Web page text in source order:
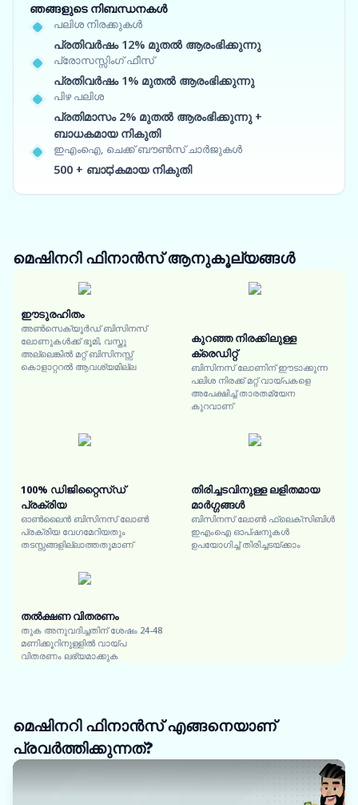
ഞങ്ങളുടെ നിബന്ധനകൾ
പലിശ നിരക്കുകൾ
പ്രതിവർഷം 12% മുതൽ ആരംഭിക്കുന്നു
പ്രോസസ്സിംഗ് ഫീസ്
പ്രതിവർഷം 1% മുതൽ ആരംഭിക്കുന്നു
പിഴ പലിശ
പ്രതിമാസം 2% മുതൽ ആരംഭിക്കുന്നു +
ബാധകമായ നികുതി
ഇഎംഐ, ചെക്ക് ബൗൺസ് ചാർജുകൾ
500 + ബാಧകമായ നികുതി
മെഷിനറി ഫിനാൻസ്ആനുകൂല്യങ്ങൾ
ഈടുരഹിതം
അൺസെക്യൂർഡ് ബിസിനസ്
ലോണുകൾക്ക് ഭൂമി, വസ്തു
അല്ലെങ്കിൽ മറ്റ് ബിസിനസ്സ്
കൊളാറ്ററൽ ആവശ്യമില്ല
കുറഞ്ഞ നിരക്കിലുള്ള
ക്രെഡിറ്റ്
ബിസിനസ് ലോണിന് ഈടാക്കുന്ന
പലിശ നിരക്ക് മറ്റ് വായ്പകളെ
അപേക്ഷിച്ച് താരതമ്യേന
കുറവാണ്
100% ഡിജിറ്റൈസ്ഡ്
പ്രക്രിയ
ഓൺലൈൻ ബിസിനസ് ലോൺ
പ്രക്രിയ വേഗമേറിയതും
തടസ്സങ്ങളില്ലാത്തതുമാണ്
തിരിച്ചടവിനുള്ള ലളിതമായ
മാർഗ്ഗങ്ങൾ
ബിസിനസ് ലോൺ ഫ്ലെക്സിബിൾ
ഇഎംഐ ഓപ്ഷനുകൾ
ഉപയോഗിച്ച് തിരിച്ചടയ്ക്കാം
തൽക്ഷണ വിതരണം
തുക അനുവദിച്ചതിന് ശേഷം 24-48
മണിക്കൂറിനുള്ളിൽ വായ്പ
വിതരണം ലഭ്യമാക്കുക
മെഷിനറി ഫിനാൻസ് എങ്ങനെയാണ്
പ്രവർത്തിക്കുന്നത്?